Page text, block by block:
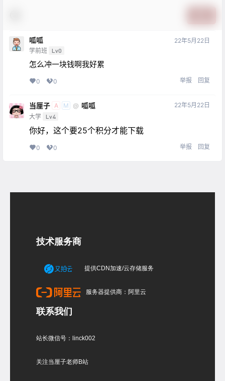
呱呱
学前班 Lv0
22年5月22日
怎么冲一块钱啊我好累
0 0 举报 回复
当厘子 A M @ 呱呱
大学 Lv4
22年5月22日
你好，这个要25个积分才能下载
0 0 举报 回复
技术服务商
提供CDN加速/云存储服务
服务器提供商：阿里云
联系我们
站长微信号：linck002
关注当厘子老师B站